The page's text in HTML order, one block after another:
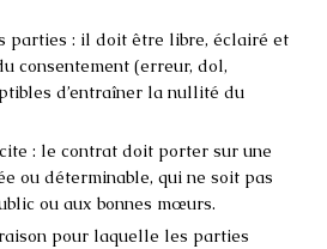
parties : il doit être libre, éclairé et
consentement (erreur, dol,
d’entraîner la nullité du
: le contrat doit porter sur une
ou déterminable, qui ne soit pas
ou aux bonnes mœurs.
pour laquelle les parties